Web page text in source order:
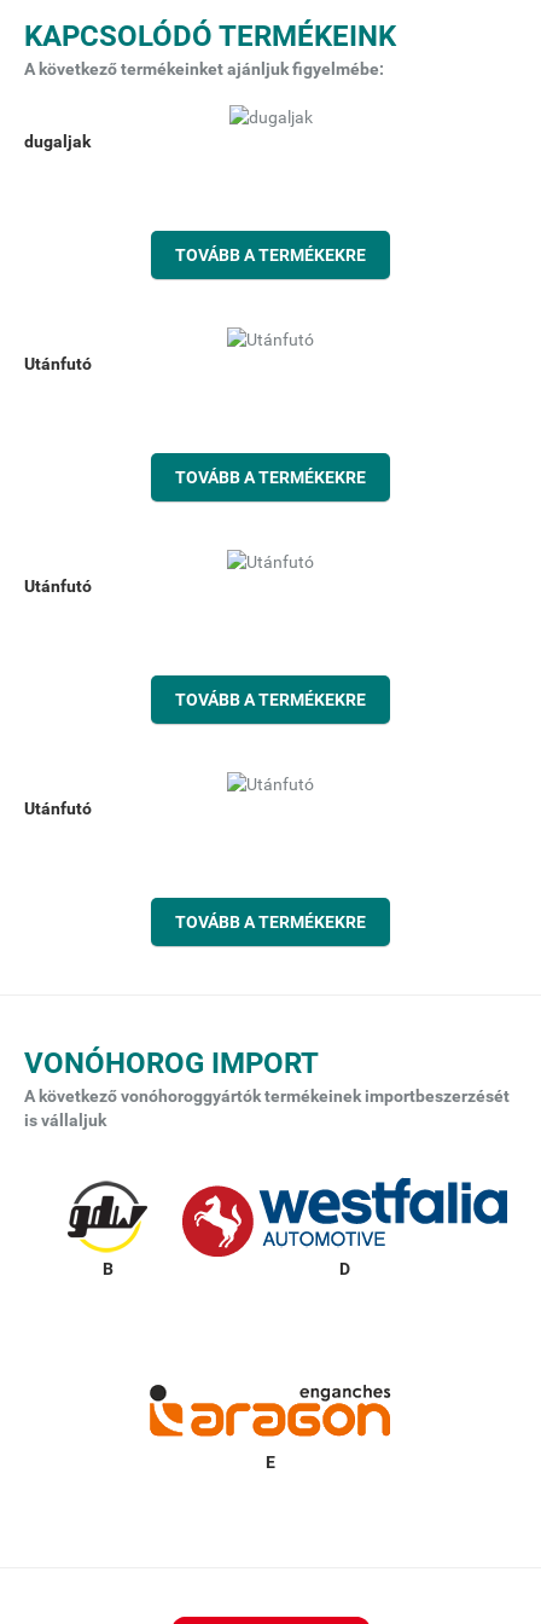
KAPCSOLÓDÓ TERMÉKEINK
A következő termékeinket ajánljuk figyelmébe:
dugaljak
TOVÁBB A TERMÉKEKRE
Utánfutó
TOVÁBB A TERMÉKEKRE
Utánfutó
TOVÁBB A TERMÉKEKRE
Utánfutó
TOVÁBB A TERMÉKEKRE
VONÓHOROG IMPORT
A következő vonóhoroggyártók termékeinek importbeszerzését
is vállaljuk